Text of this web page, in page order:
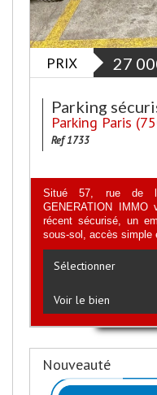
PRIX 27
Parking
Parking Paris
Ref 1733
Situé 57, rue de la
GENERATION IMMO
récent sécurisé, un
sous-sol, accès simple
Sélectionner
Voir le bien
Nouveauté